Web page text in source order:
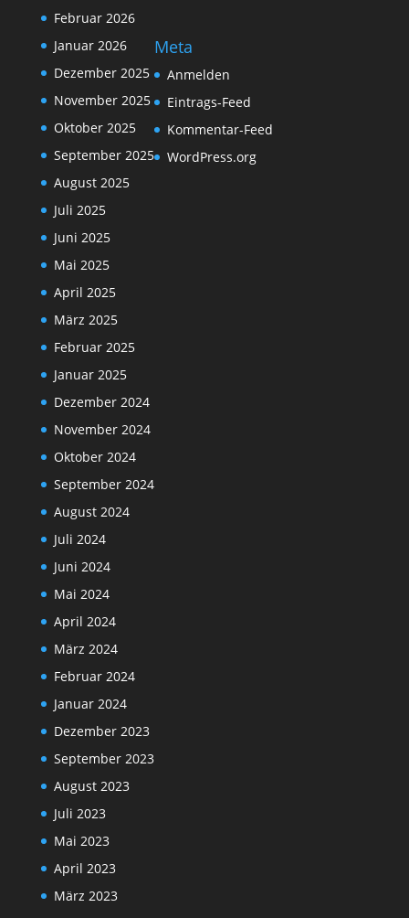
Februar 2026
Januar 2026
Dezember 2025
November 2025
Oktober 2025
September 2025
August 2025
Juli 2025
Juni 2025
Mai 2025
April 2025
März 2025
Februar 2025
Januar 2025
Dezember 2024
November 2024
Oktober 2024
September 2024
August 2024
Juli 2024
Juni 2024
Mai 2024
April 2024
März 2024
Februar 2024
Januar 2024
Dezember 2023
September 2023
August 2023
Juli 2023
Mai 2023
April 2023
März 2023
Meta
Anmelden
Eintrags-Feed
Kommentar-Feed
WordPress.org